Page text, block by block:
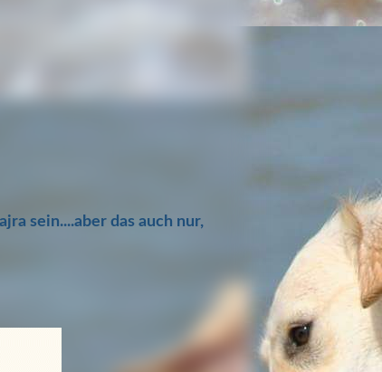
sein....aber das auch nur,